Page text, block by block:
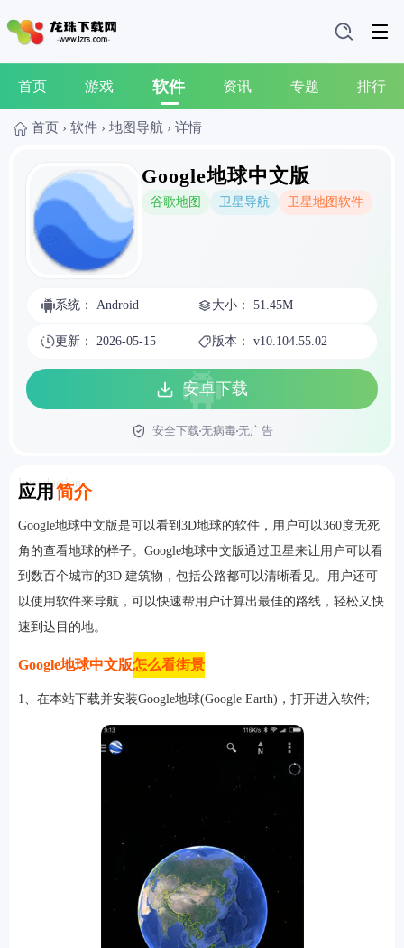
首页 游戏 软件 资讯 专题 排行
首页 › 软件 › 地图导航 › 详情
Google地球中文版
谷歌地图 卫星导航 卫星地图软件
系统： Android 大小： 51.45M
更新： 2026-05-15 版本： v10.104.55.02
安卓下载
安全下载无病毒无广告
应用 简介
Introduction
Google地球中文版是可以看到3D地球的软件，用户可以360度无死
角的查看地球的样子。Google地球中文版通过卫星来让用户可以看
到数百个城市的3D 建筑物，包括公路都可以清晰看见。用户还可
以使用软件来导航，可以快速帮用户计算出最佳的路线，轻松又快
速到达目的地。
Google地球中文版怎么看街景
1、在本站下载并安装Google地球(Google Earth)，打开进入软件;